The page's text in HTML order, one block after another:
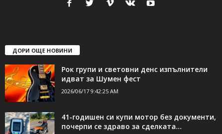
ДОРИ ОЩЕ НОВИНИ
Рок групи и световни денс изпълнители
идват за Шумен фест
2026/06/17 9:42:25 AM
41-годишен си купи мотор без документи,
почерпи се здраво за сделката...